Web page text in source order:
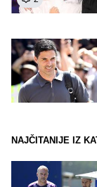
NAJČITANIJE IZ